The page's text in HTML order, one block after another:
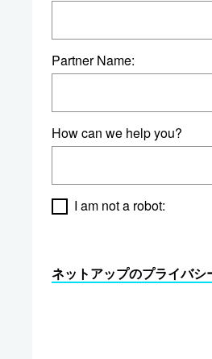
Partner Name:
How can we help you?
I am not a robot:
ネットアップのプライバシ